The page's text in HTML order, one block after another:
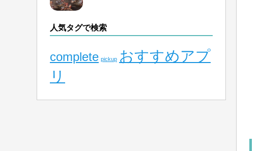
人気タグで検索
complete pickup おすすめアプ
リ